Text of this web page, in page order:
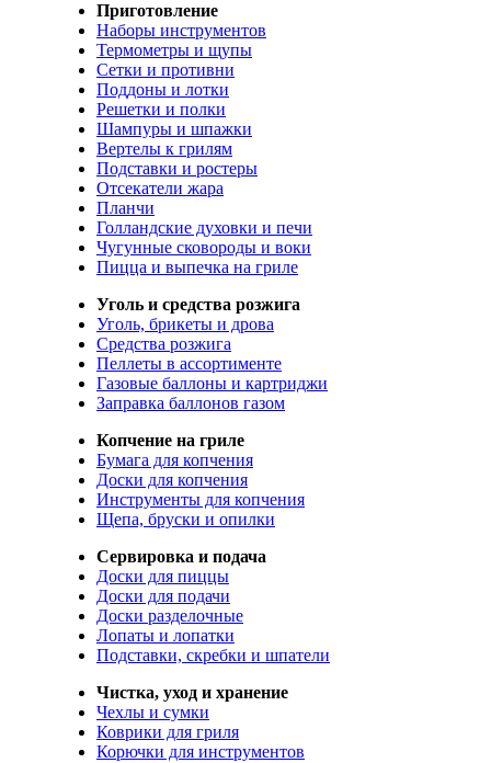
Приготовление
Наборы инструментов
Термометры и щупы
Сетки и противни
Поддоны и лотки
Решетки и полки
Шампуры и шпажки
Вертелы к грилям
Подставки и ростеры
Отсекатели жара
Планчи
Голландские духовки и печи
Чугунные сковороды и воки
Пицца и выпечка на гриле
Уголь и средства розжига
Уголь, брикеты и дрова
Средства розжига
Пеллеты в ассортименте
Газовые баллоны и картриджи
Заправка баллонов газом
Копчение на гриле
Бумага для копчения
Доски для копчения
Инструменты для копчения
Щепа, бруски и опилки
Сервировка и подача
Доски для пиццы
Доски для подачи
Доски разделочные
Лопаты и лопатки
Подставки, скребки и шпатели
Чистка, уход и хранение
Чехлы и сумки
Коврики для гриля
Корючки для инструментов